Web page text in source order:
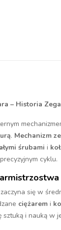
– Historia
. Mechanizm
śrubami i
cyklu.
się w
ciężarem i
sztuką i nauką w